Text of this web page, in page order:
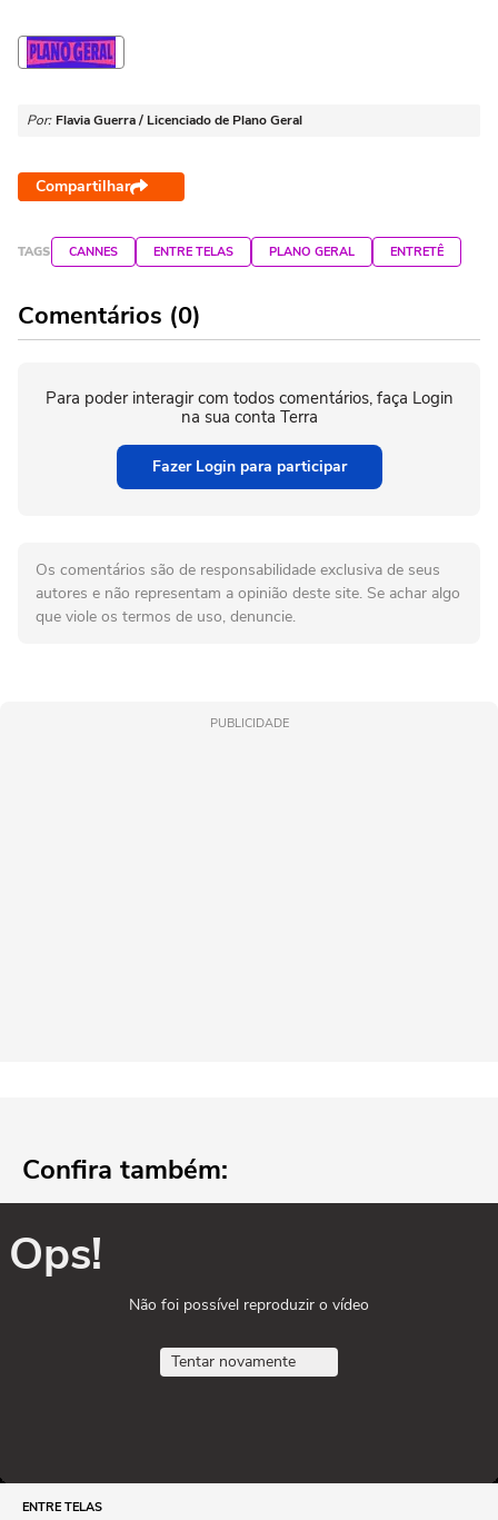
Por: Flavia Guerra / Licenciado de Plano Geral
Compartilhar
TAGS CANNES ENTRE TELAS PLANO GERAL ENTRETÊ
Comentários (0)
Para poder interagir com todos comentários, faça Login
na sua conta Terra
Fazer Login para participar
Os comentários são de responsabilidade exclusiva de seus
autores e não representam a opinião deste site. Se achar algo
que viole os termos de uso, denuncie.
PUBLICIDADE
Confira também:
Ops!
Não foi possível reproduzir o vídeo
Tentar novamente
ENTRE TELAS